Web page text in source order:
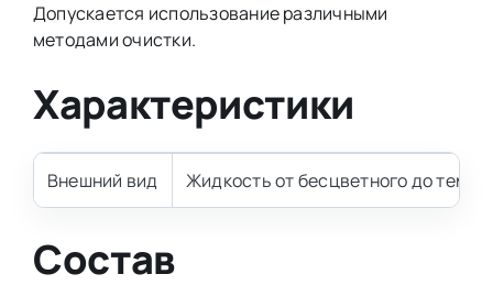
Допускается использование различными
методами очистки.
Характеристики
Внешний вид Жидкость от бесцветного до
Состав